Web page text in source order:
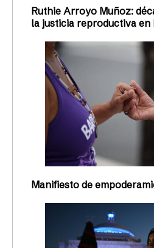
Ruthie Arroyo Muñoz:
la justicia reproductiva en
Manifiesto de